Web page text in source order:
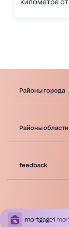
километре
Районы города
Районы области
feedback
mortgage1